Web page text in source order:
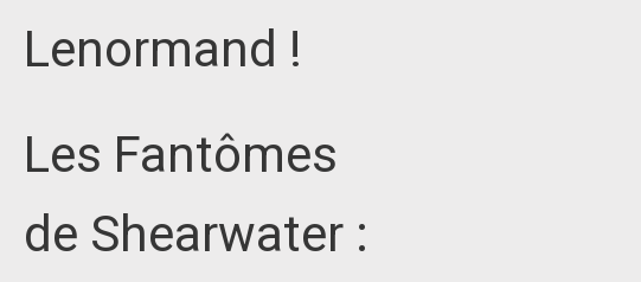
Lenormand !
Les Fantômes
de Shearwater :